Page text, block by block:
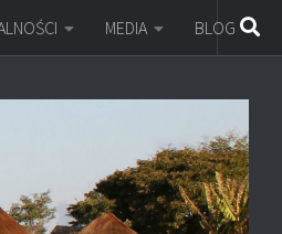
MEDIA BLOG